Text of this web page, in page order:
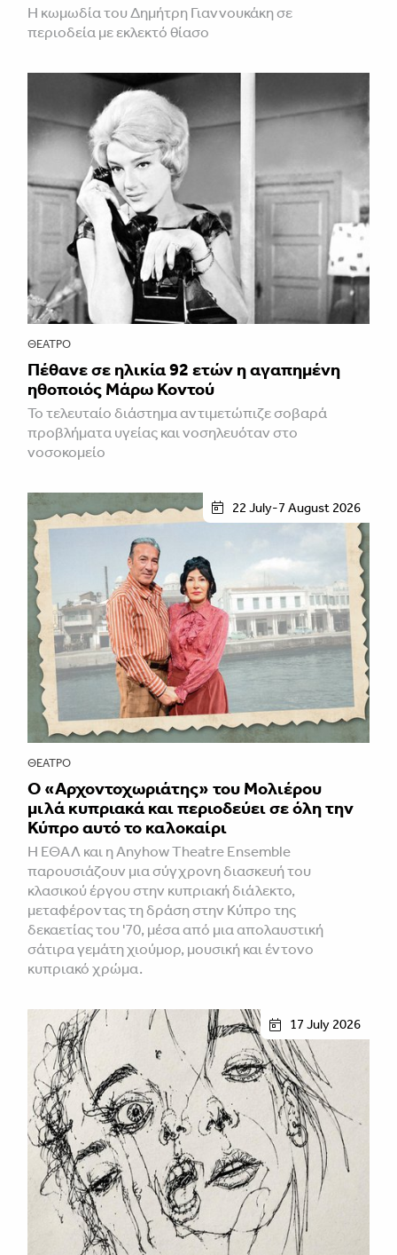
Η κωμωδία του Δημήτρη Γιαννουκάκη σε
περιοδεία με εκλεκτό θίασο
ΘΈΑΤΡΟ
Πέθανε σε ηλικία 92 ετών η αγαπημένη
ηθοποιός Μάρω Κοντού
Το τελευταίο διάστημα αντιμετώπιζε σοβαρά
προβλήματα υγείας και νοσηλευόταν στο
νοσοκομείο
22 July-7 August 2026
ΘΈΑΤΡΟ
Ο «Αρχοντοχωριάτης» του Μολιέρου
μιλά κυπριακά και περιοδεύει σε όλη την
Κύπρο αυτό το καλοκαίρι
Η ΕΘΑΛ και η Anyhow Theatre Ensemble
παρουσιάζουν μια σύγχρονη διασκευή του
κλασικού έργου στην κυπριακή διάλεκτο,
μεταφέροντας τη δράση στην Κύπρο της
δεκαετίας του '70, μέσα από μια απολαυστική
σάτιρα γεμάτη χιούμορ, μουσική και έντονο
κυπριακό χρώμα.
17 July 2026